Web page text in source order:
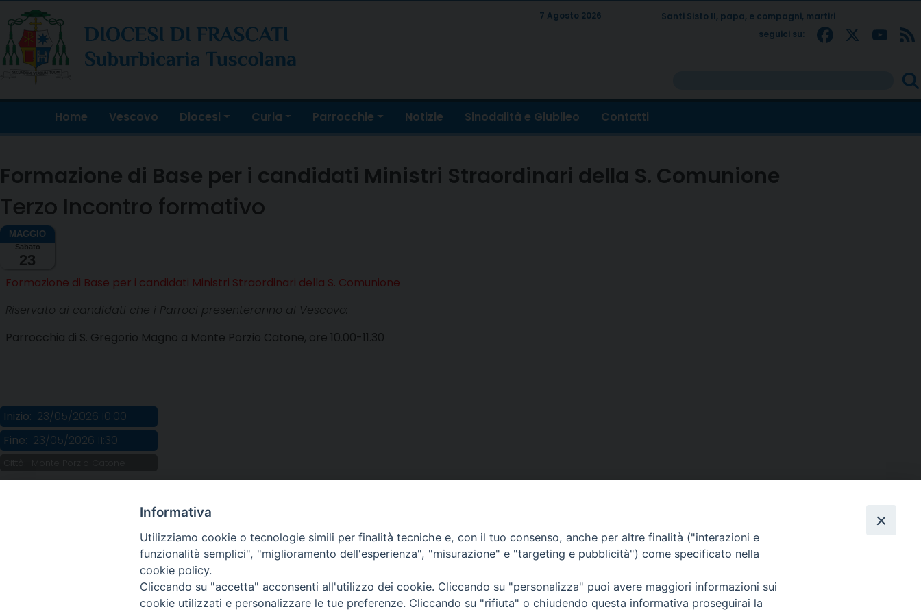
to
content
7 Agosto 2026
Santi Sisto II, papa, e compagni, martiri
seguici su:
X
per:
Home
Vescovo Diocesi Curia Parrocchie Notizie Sinodalità e Giubileo Contatti
Formazione di Base per i candidati Ministri Straordinari della S. Comunione
Terzo Incontro formativo
Sabato
23
Formazione di Base per i candidati Ministri Straordinari della S. Comunione
Riservato ai candidati che i Parroci presenteranno al Vescovo:
Parrocchia di S. Gregorio Magno a Monte Porzio Catone, ore 10.00-11.30
Inizio: 23/05/2026 10:00
Fine: 23/05/2026 11:30
SEDE:
Piazza Paolo III 10 - 00044 Frascati
Email:
Informativa
Utilizziamo cookie o tecnologie simili per finalità tecniche e, con il tuo consenso, anche per altre finalità ("interazioni e
funzionalità semplici", "miglioramento dell'esperienza", "misurazione" e "targeting e pubblicità") come specificato nella
cookie policy.
Cliccando su "accetta" acconsenti all'utilizzo dei cookie. Cliccando su "personalizza" puoi avere maggiori informazioni sui
cookie utilizzati e personalizzare le tue preferenze. Cliccando su "rifiuta" o chiudendo questa informativa proseguirai la